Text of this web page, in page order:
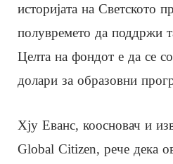
историјата на Светското
полувремето да поддржи
Целта на фондот е да се
долари за образовни
Хју Еванс, коосновач и
Global Citizen, рече дека